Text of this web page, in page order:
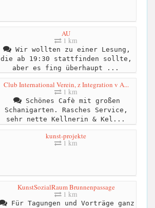
AU
1 km
Wir wollten zu einer Lesung,
die ab 19:30 stattfinden sollte,
aber es fing überhaupt ...
Club International Verein, z Integration v A...
1 km
Schönes Cafè mit großen
Schanigarten. Rasches Service,
sehr nette Kellnerin & Kel...
kunst-projekte
1 km
KunstSozialRaum Brunnenpassage
1 km
Für Tagungen und Vorträge ganz